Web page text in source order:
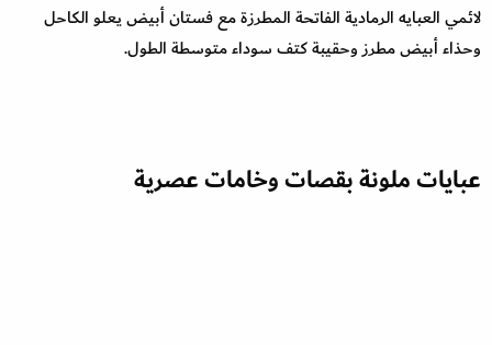
لائمي العبايه الرمادية الفاتحة المطرزة مع فستان أبيض يعلو الكاحل
وحذاء أبيض مطرز وحقيبة كتف سوداء متوسطة الطول.
عبايات ملونة بقصات وخامات عصرية